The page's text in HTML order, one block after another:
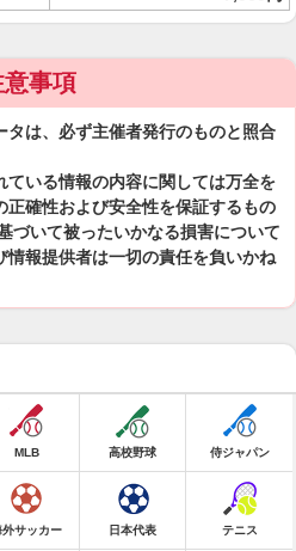
意事項
は、必ず主催者発行のものと照合
いる情報の内容に関しては万全を
確性および安全性を保証するもの
づいて被ったいかなる損害について
情報提供者は一切の責任を負いかね
MLB 高校野球 侍ジャパン
外サッカー 日本代表 テニス